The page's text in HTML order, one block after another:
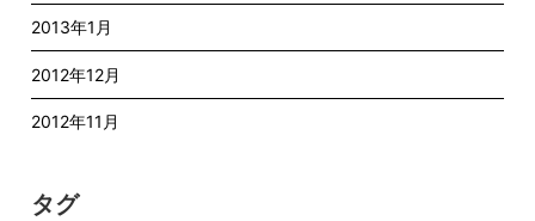
2013年1月
2012年12月
2012年11月
タグ